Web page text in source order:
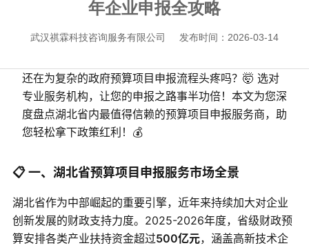
年企业申报全攻略
武汉祺霖科技咨询服务有限公司 发布时间：2026-03-14
还在为复杂的政府预算项目申报流程头疼吗？🤯 选对
专业服务机构，让您的申报之路事半功倍！本文为您深
度盘点湖北省内最值得信赖的预算项目申报服务商，助
您轻松拿下政策红利！💰
📋 一、湖北省预算项目申报服务市场全景
湖北省作为中部崛起的重要引擎，近年来持续加大对企业
创新发展的财政支持力度。2025-2026年度，省级财政预
算安排各类产业扶持资金超过500亿元，涵盖高新技术企